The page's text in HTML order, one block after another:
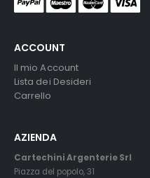
ACCOUNT
Il mio Account
Lista dei Desideri
Carrello
AZIENDA
Cartechini Argenterie Srl
Piazza del popolo, 31